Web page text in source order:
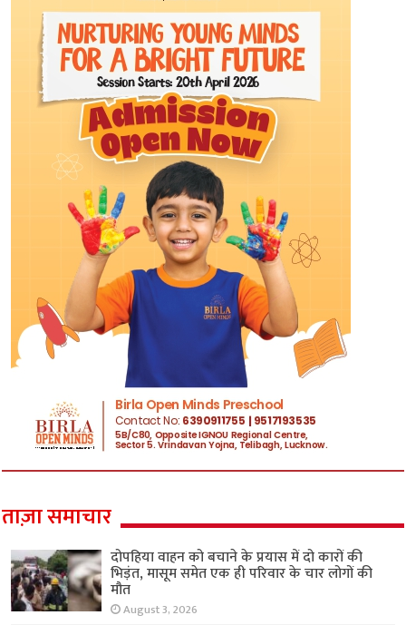
ताज़ा समाचार
दोपहिया वाहन को बचाने के प्रयास में दो कारों की
भिड़ंत, मासूम समेत एक ही परिवार के चार लोगों की
मौत
August 3, 2026